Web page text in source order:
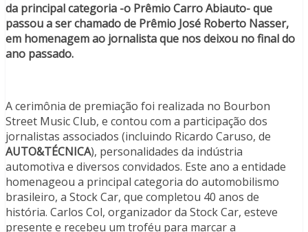
da principal categoria -o Prêmio Carro Abiauto- que
passou a ser chamado de Prêmio José Roberto Nasser,
em homenagem ao jornalista que nos deixou no final do
ano passado.
A cerimônia de premiação foi realizada no Bourbon
Street Music Club, e contou com a participação dos
jornalistas associados (incluindo Ricardo Caruso, de
AUTO&TÉCNICA), personalidades da indústria
automotiva e diversos convidados. Este ano a entidade
homenageou a principal categoria do automobilismo
brasileiro, a Stock Car, que completou 40 anos de
história. Carlos Col, organizador da Stock Car, esteve
presente e recebeu um troféu para marcar a